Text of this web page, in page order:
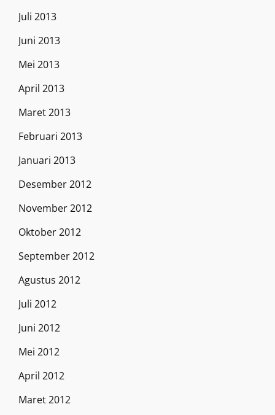
Juli 2013
Juni 2013
Mei 2013
April 2013
Maret 2013
Februari 2013
Januari 2013
Desember 2012
November 2012
Oktober 2012
September 2012
Agustus 2012
Juli 2012
Juni 2012
Mei 2012
April 2012
Maret 2012